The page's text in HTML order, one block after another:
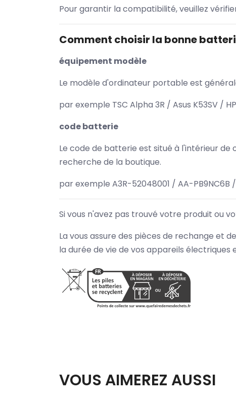
Pour garantir la compatibilité, veuillez
Comment choisir la bonne
équipement modèle
Le modèle d'ordinateur portable est
par exemple TSC Alpha 3R / Asus K53SV /
code batterie
Le code de batterie est situé à l'intérieur de
recherche de la boutique.
par exemple A3R-52048001 / AA-PB9NC6B
Si vous n'avez pas trouvé votre produit ou
La vous assure des pièces de rechange et
la durée de vie de vos appareils
VOUS AIMEREZ AUSSI